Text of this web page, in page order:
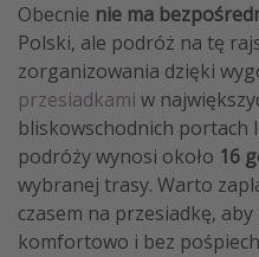
Obecnie nie ma
Polski, ale podróż na tę
zorganizowania dzięki
przesiadkami w
bliskowschodnich portach
podróży wynosi około 16
wybranej trasy. Warto
czasem na przesiadkę,
komfortowo i bez